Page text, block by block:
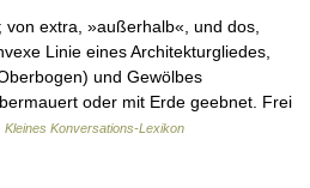
extra, »außerhalb«, und dos,
Linie eines Architekturgliedes,
und Gewölbes
oder mit Erde geebnet. Frei
Kleines Konversations-Lexikon